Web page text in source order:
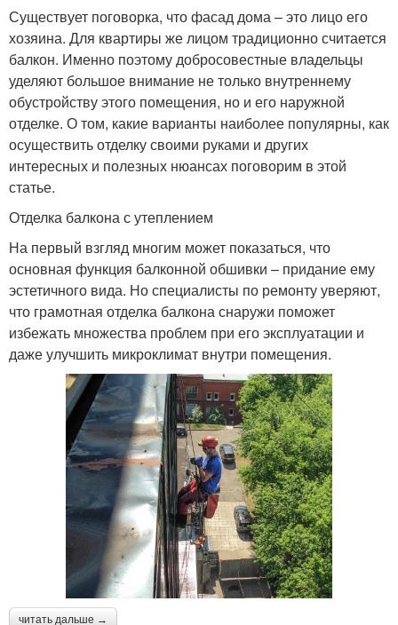
Существует поговорка, что фасад дома – это лицо его
хозяина. Для квартиры же лицом традиционно считается
балкон. Именно поэтому добросовестные владельцы
уделяют большое внимание не только внутреннему
обустройству этого помещения, но и его наружной
отделке. О том, какие варианты наиболее популярны, как
осуществить отделку своими руками и других
интересных и полезных нюансах поговорим в этой
статье.
Отделка балкона с утеплением
На первый взгляд многим может показаться, что
основная функция балконной обшивки – придание ему
эстетичного вида. Но специалисты по ремонту уверяют,
что грамотная отделка балкона снаружи поможет
избежать множества проблем при его эксплуатации и
даже улучшить микроклимат внутри помещения.
читать дальше →